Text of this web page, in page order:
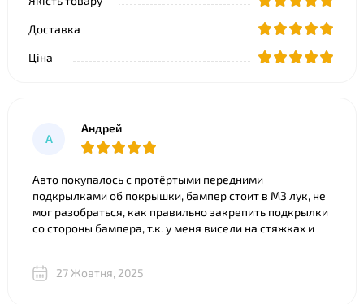
Доставка
Ціна
А
Андрей
Авто покупалось с протёртыми передними
подкрылками об покрышки, бампер стоит в M3 лук, не
мог разобраться, как правильно закрепить подкрылки
со стороны бампера, т.к. у меня висели на стяжках и
объяснили, показали разницу между двумя почти
27 Жовтня, 2025